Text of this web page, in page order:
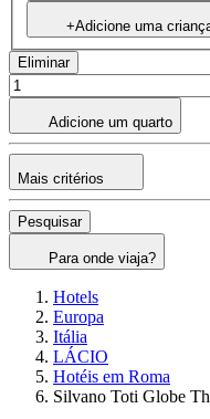
+Adicione uma
Eliminar
Adicione um quarto
Mais critérios
Pesquisar
Para onde viaja?
Hotels
Europa
Itália
LÁCIO
Hotéis em Roma
Silvano Toti Globe